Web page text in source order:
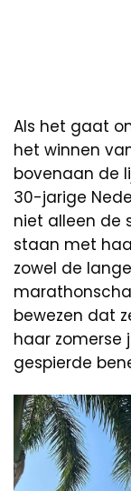
Als het gaat
het winnen
bovenaan de
30-jarige
niet alleen de
staan met
zowel de
bewezen dat
haar zomerse
gespierde